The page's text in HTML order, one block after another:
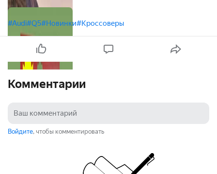
#Audi#Q5#Новинки#Кроссоверы
Комментарии
Войдите, чтобы комментировать